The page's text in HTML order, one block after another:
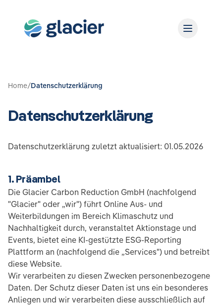
Home/Datenschutzerklärung
Datenschutzerklärung
Datenschutzerklärung zuletzt aktualisiert: 01.05.2026
1. Präambel
Die Glacier Carbon Reduction GmbH (nachfolgend
"Glacier" oder „wir") führt Online Aus- und
Weiterbildungen im Bereich Klimaschutz und
Nachhaltigkeit durch, veranstaltet Aktionstage und
Events, bietet eine KI-gestützte ESG-Reporting
Plattform an (nachfolgend die „Services") und betreibt
diese Website.
Wir verarbeiten zu diesen Zwecken personenbezogene
Daten. Der Schutz dieser Daten ist uns ein besonderes
Anliegen und wir verarbeiten diese ausschließlich auf